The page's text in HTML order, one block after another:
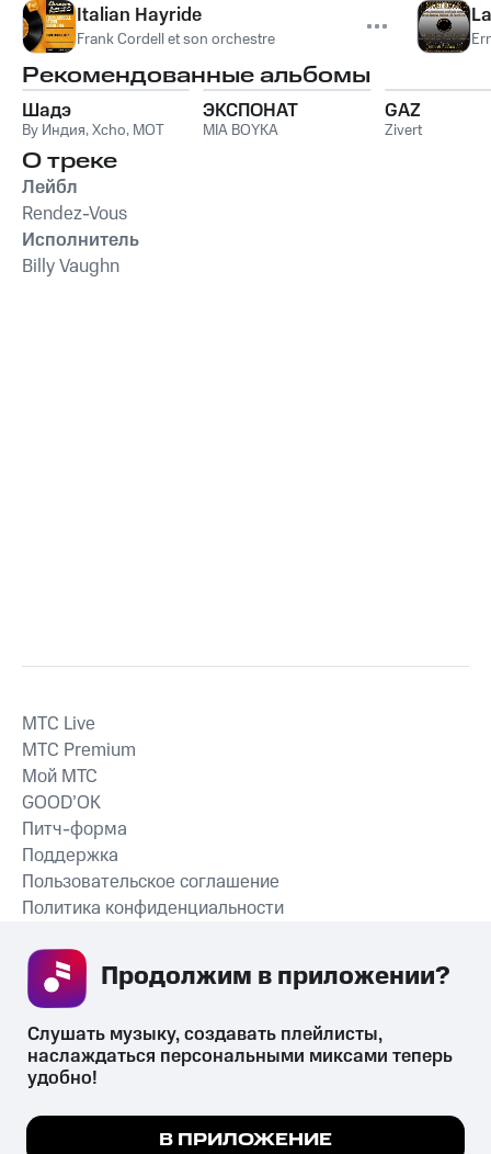
Italian Hayride
Frank Cordell et son orchestre
Рекомендованные альбомы
Шадэ
By Индия,Xcho, MOT
ЭКСПОНАТ
MIA BOYKA
GAZ
Zivert
О треке
Лейбл
Rendez-Vous
Исполнитель
Billy Vaughn
СКАЧАТЬ ПРИЛОЖЕНИЕ
MTС Live
MTС Premium
Мой МТС
GOOD’OK
Питч-форма
Поддержка
Пользовательское соглашение
Политика конфиденциальности
психотропных веществ, их аналогов причиняет вред здоровью,
их незаконный оборот запрещён и влечёт установленную
Мы используем куки, чтобы на сайте все
Слушать музыку, создавать плейлисты,
наслаждаться персональными миксами теперь
удобно!
В ПРИЛОЖЕНИЕ